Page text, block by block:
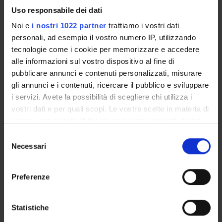
Uso responsabile dei dati
Noi e i nostri 1022 partner trattiamo i vostri dati
personali, ad esempio il vostro numero IP, utilizzando
tecnologie come i cookie per memorizzare e accedere
alle informazioni sul vostro dispositivo al fine di
pubblicare annunci e contenuti personalizzati, misurare
gli annunci e i contenuti, ricercare il pubblico e sviluppare
i servizi. Avete la possibilità di scegliere chi utilizza i
vostri dati e per quali scopi. Le vostre scelte in materia di
modificare o revocare il proprio consenso in qualsiasi
momento dalla Dichiarazione sui cookie o facendo clic
raccogliere informazioni sulla tua posizione
geografica, con un'approssimazione di qualche
delNecessari
Preferenze
Statistiche
ATTIVITÀ
AREE DI RICERCA
GRUPPI DI RICERCA
DOTTORATI DI RICERCA
BIBLIOTECHE
Persone